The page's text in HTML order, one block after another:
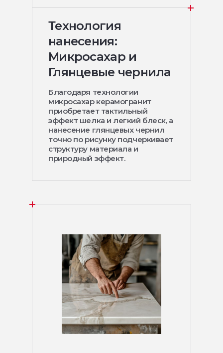
Технология
нанесения:
Микросахар и
Глянцевые чернила
Благодаря технологии
микросахар керамогранит
приобретает тактильный
эффект шелка и легкий блеск, а
нанесение глянцевых чернил
точно по рисунку подчеркивает
структуру материала и
природный эффект.